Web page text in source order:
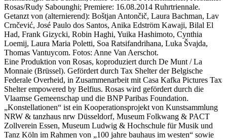
Rosas/Rudy Sabounghi; Premiere: 16.08.2014 Ruhrtriennale.
Getanzt von (alternierend): Boštjan Antončič, Laura Bachman, Lav
Crnčević, José Paulo dos Santos, Anika Edström Kawaji, Bilal El
Had, Frank Gizycki, Robin Haghi, Yuika Hashimoto, Cynthia
Loemij, Laura Maria Poletti, Soa Ratsifandrihana, Luka Švajda,
Thomas Vantuycom. Fotos: Anne Van Aerschot.
Eine Produktion von Rosas, koproduziert durch De Munt / La
Monnaie (Brüssel). Gefördert durch Tax Shelter der Belgische
Federale Overheid, in Zusammenarbeit mit Casa Kafka Pictures Tax
Shelter empowered by Belfius. Rosas wird gefördert durch die
Vlaamse Gemeenschap und die BNP Paribas Foundation.
„Konstellationen“ ist ein Kooperationsprojekt von Kunstsammlung
NRW & tanzhaus nrw Düsseldorf, Museum Folkwang & PACT
Zollverein Essen, Museum Ludwig & Hochschule für Musik und
Tanz Köln im Rahmen von „100 jahre bauhaus im westen“ sowie